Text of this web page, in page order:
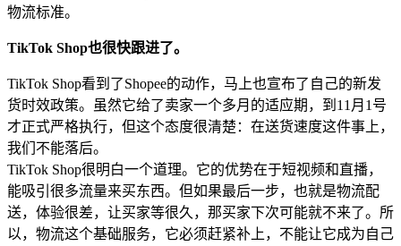
物流标准。
TikTok Shop也很快跟进了。
TikTok Shop看到了Shopee的动作，马上也宣布了自己的新发
货时效政策。虽然它给了卖家一个多月的适应期，到11月1号
才正式严格执行，但这个态度很清楚：在送货速度这件事上，
我们不能落后。
TikTok Shop很明白一个道理。它的优势在于短视频和直播，
能吸引很多流量来买东西。但如果最后一步，也就是物流配
送，体验很差，让买家等很久，那买家下次可能就不来了。所
以，物流这个基础服务，它必须赶紧补上，不能让它成为自己